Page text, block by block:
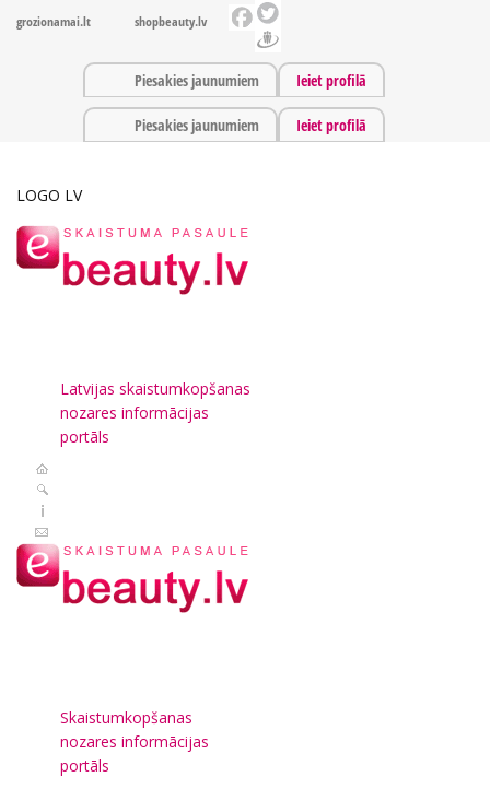
grozionamai.lt shopbeauty.lv
Piesakies jaunumiem Ieiet profilā
Piesakies jaunumiem Ieiet profilā
LOGO LV
Latvijas skaistumkopšanas
nozares informācijas
portāls
Skaistumkopšanas
nozares informācijas
portāls